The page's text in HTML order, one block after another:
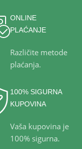
ONLINE
PLAĆANJE
Različite metode
plaćanja.
100% SIGURNA
KUPOVINA
Vaša kupovina je
100% sigurna.